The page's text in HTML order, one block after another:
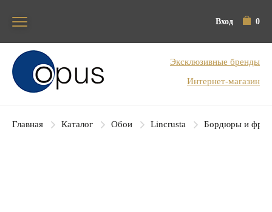
Вход 0
Блок поиска
Эксклюзивные бренды
Интернет-магазин
Главная Каталог Обои Lincrusta Бордюры и